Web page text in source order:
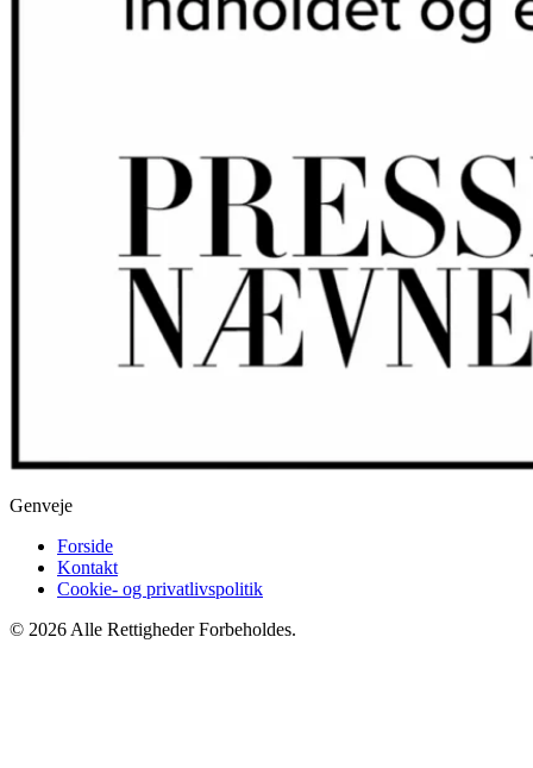
Genveje
Forside
Kontakt
Cookie- og privatlivspolitik
© 2026 Alle Rettigheder Forbeholdes.